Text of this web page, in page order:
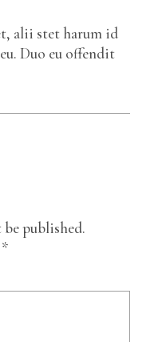
alii stet harum id
Duo eu offendit
published.
*